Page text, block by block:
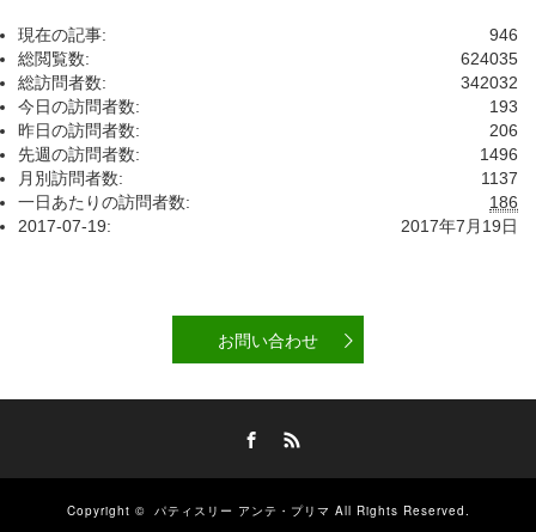
946
現在の記事:
624035
総閲覧数:
342032
総訪問者数:
193
今日の訪問者数:
206
昨日の訪問者数:
1496
先週の訪問者数:
1137
月別訪問者数:
186
一日あたりの訪問者数:
2017年7月19日
2017-07-19:
お問い合わせ
Copyright © パティスリー アンテ・プリマ All Rights Reserved.